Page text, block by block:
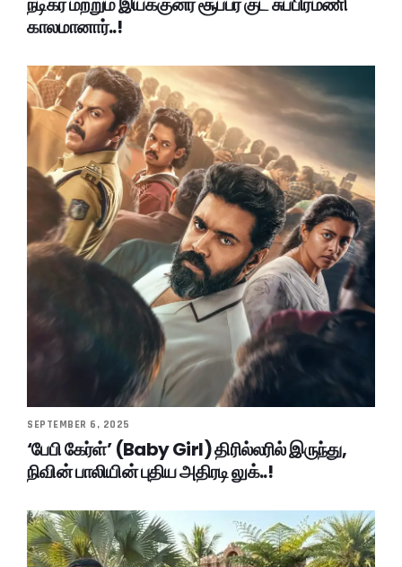
காலமானார்..!
SEPTEMBER 6, 2025
‘பேபி கேர்ள்’ (Baby Girl) திரில்லரில் இருந்து,
நிவின் பாலியின் புதிய அதிரடி லுக்..!